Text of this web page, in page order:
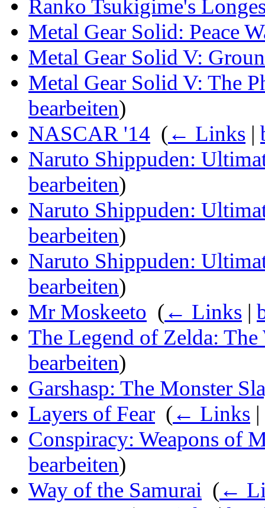
Ranko Tsukigime's
Metal Gear Solid: Peace
Metal Gear Solid V:
Metal Gear Solid V: The
bearbeiten)
NASCAR '14 (← Links |
Naruto Shippuden:
bearbeiten)
Naruto Shippuden:
bearbeiten)
Naruto Shippuden:
bearbeiten)
Mr Moskeeto (← Links |
The Legend of Zelda:
bearbeiten)
Garshasp: The Monster
Layers of Fear (← Links |
Conspiracy: Weapons of
bearbeiten)
Way of the Samurai (←